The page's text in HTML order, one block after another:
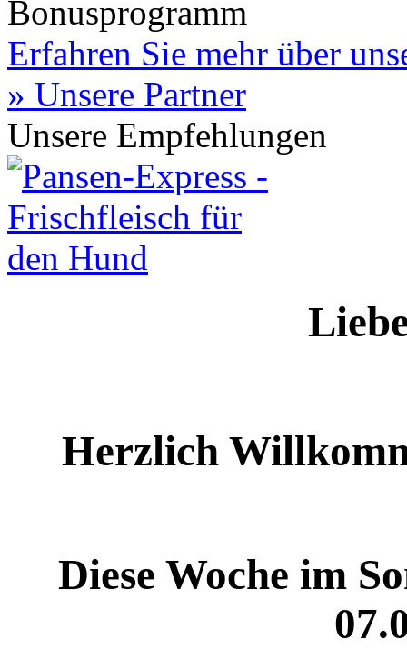
Bonusprogramm
Erfahren Sie mehr über
» Unsere Partner
Unsere Empfehlungen
Herzlich
Diese Woche im